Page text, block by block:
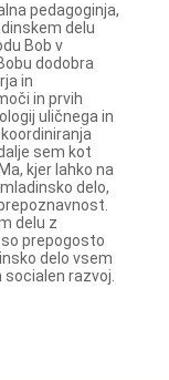
pedagoginja,
delu
Bob v
dodobra
in
in prvih
uličnega in
sem kot
kjer lahko na
delo,
delu z
prepogosto
delo vsem
razvoj.